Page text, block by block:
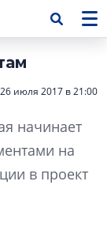
26 июля 2017 в 21:00
начинает
на
в проект